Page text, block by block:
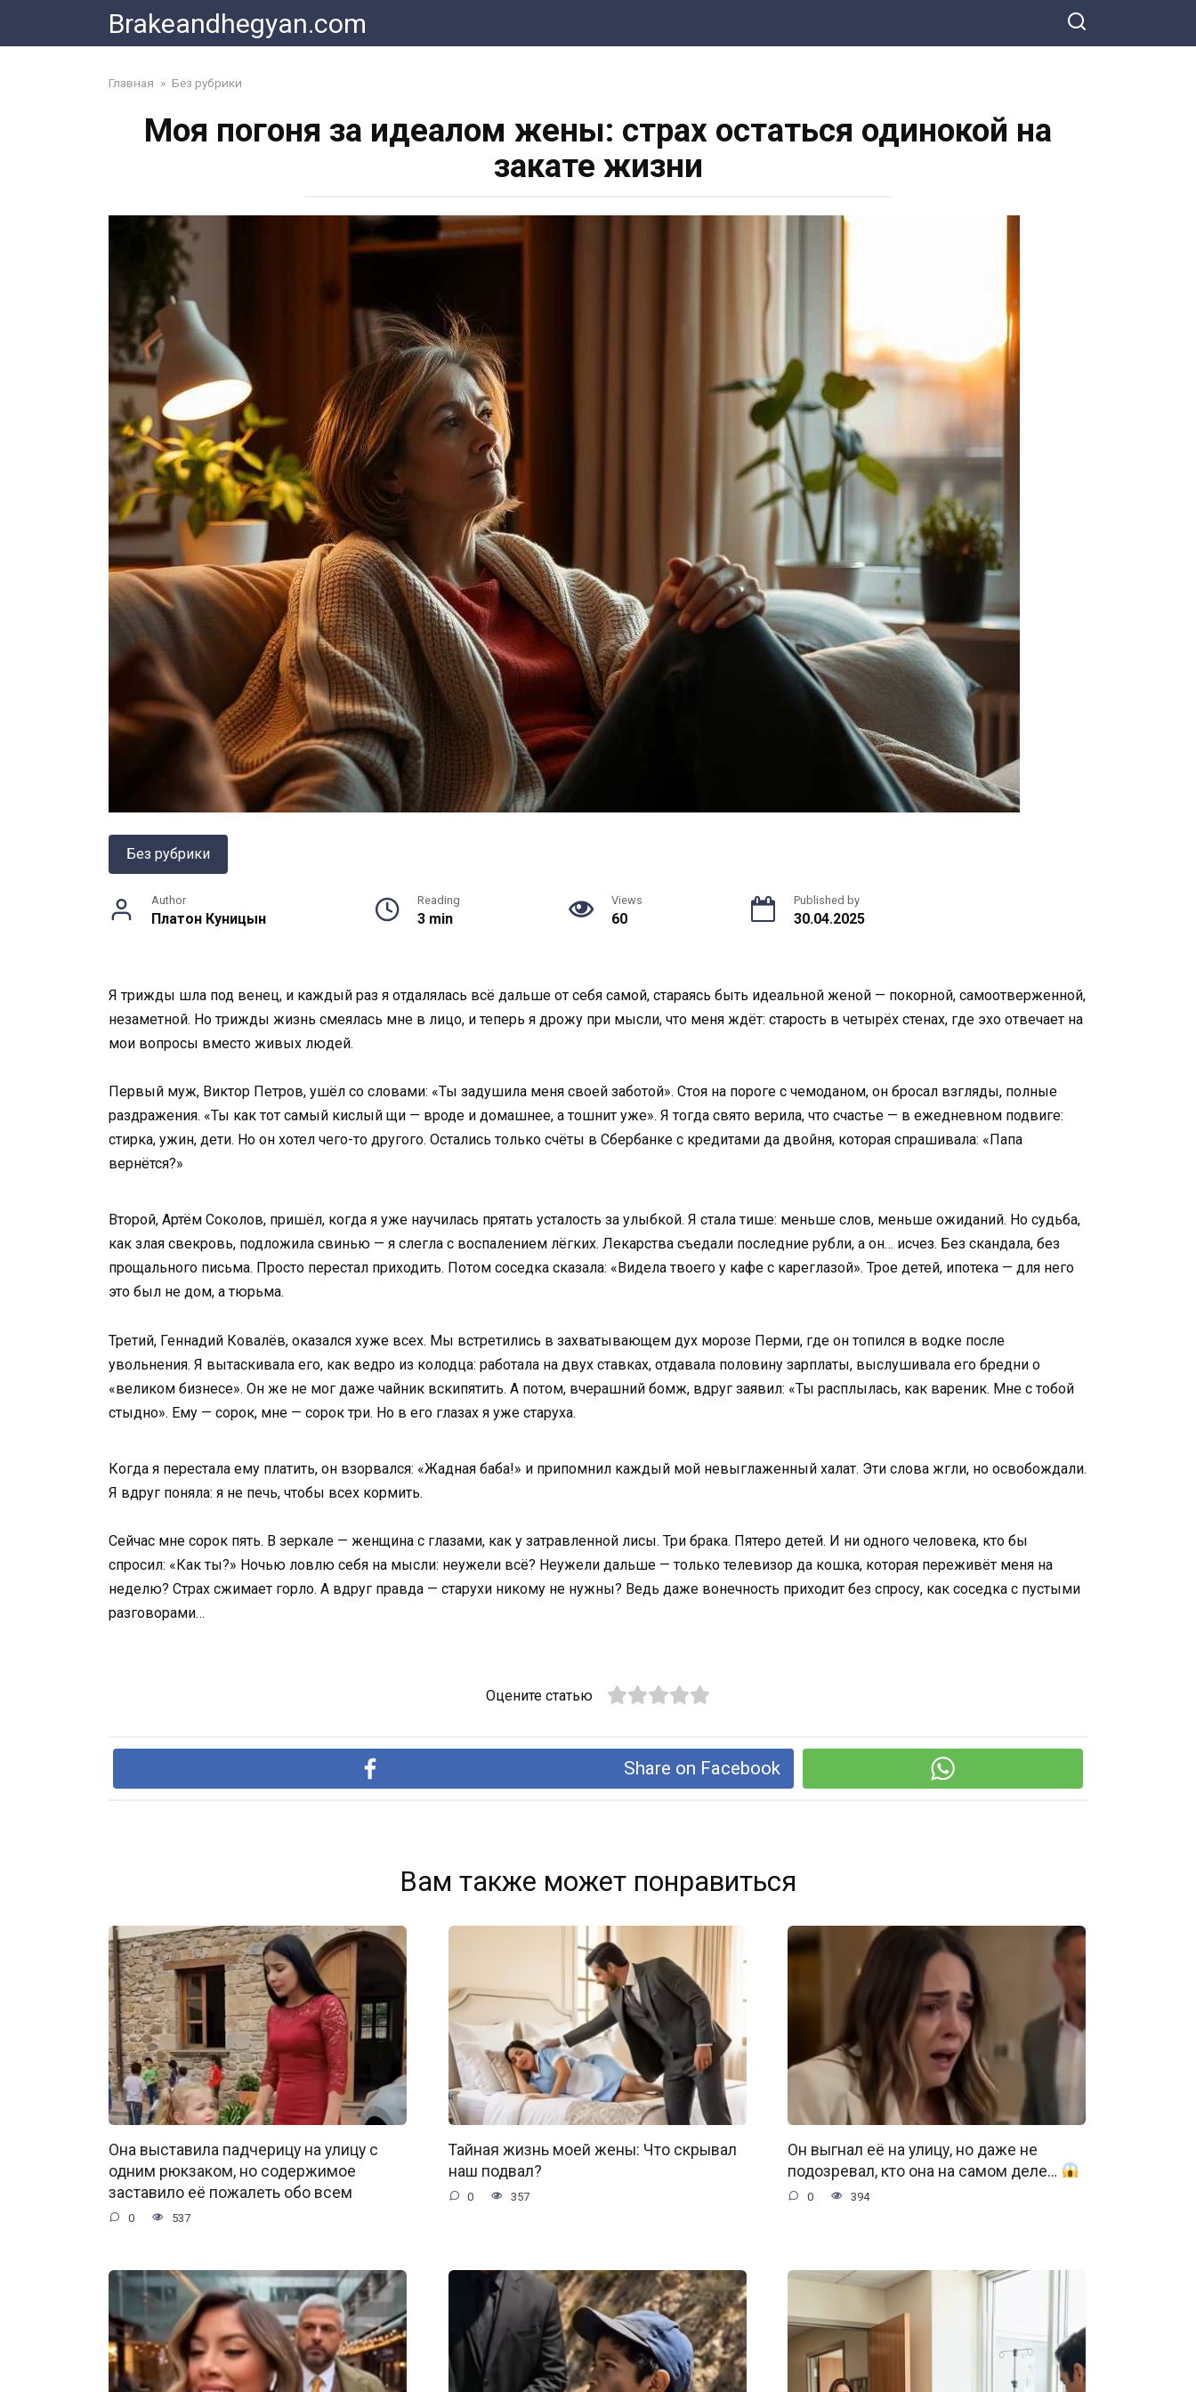
content
Brakeandhegyan.com
Главная » Без рубрики
Моя погоня за идеалом жены: страх остаться одинокой на
закате жизни
Без рубрики
Author
Платон Куницын
Reading
3 min
Views
60
Published by
30.04.2025
Я трижды шла под венец, и каждый раз я отдалялась всё дальше от себя самой, стараясь быть идеальной женой — покорной, самоотверженной,
незаметной. Но трижды жизнь смеялась мне в лицо, и теперь я дрожу при мысли, что меня ждёт: старость в четырёх стенах, где эхо отвечает на
мои вопросы вместо живых людей.
Первый муж, Виктор Петров, ушёл со словами: «Ты задушила меня своей заботой». Стоя на пороге с чемоданом, он бросал взгляды, полные
раздражения. «Ты как тот самый кислый щи — вроде и домашнее, а тошнит уже». Я тогда свято верила, что счастье — в ежедневном подвиге:
стирка, ужин, дети. Но он хотел чего-то другого. Остались только счёты в Сбербанке с кредитами да двойня, которая спрашивала: «Папа
вернётся?»
Второй, Артём Соколов, пришёл, когда я уже научилась прятать усталость за улыбкой. Я стала тише: меньше слов, меньше ожиданий. Но судьба,
как злая свекровь, подложила свинью — я слегла с воспалением лёгких. Лекарства съедали последние рубли, а он… исчез. Без скандала, без
прощального письма. Просто перестал приходить. Потом соседка сказала: «Видела твоего у кафе с кареглазой». Трое детей, ипотека — для него
это был не дом, а тюрьма.
Третий, Геннадий Ковалёв, оказался хуже всех. Мы встретились в захватывающем дух морозе Перми, где он топился в водке после
увольнения. Я вытаскивала его, как ведро из колодца: работала на двух ставках, отдавала половину зарплаты, выслушивала его бредни о
«великом бизнесе». Он же не мог даже чайник вскипятить. А потом, вчерашний бомж, вдруг заявил: «Ты расплылась, как вареник. Мне с тобой
стыдно». Ему — сорок, мне — сорок три. Но в его глазах я уже старуха.
Когда я перестала ему платить, он взорвался: «Жадная баба!» и припомнил каждый мой невыглаженный халат. Эти слова жгли, но освобождали.
Я вдруг поняла: я не печь, чтобы всех кормить.
Сейчас мне сорок пять. В зеркале — женщина с глазами, как у затравленной лисы. Три брака. Пятеро детей. И ни одного человека, кто бы
спросил: «Как ты?» Ночью ловлю себя на мысли: неужели всё? Неужели дальше — только телевизор да кошка, которая переживёт меня на
неделю? Страх сжимает горло. А вдруг правда — старухи никому не нужны? Ведь даже вонечность приходит без спросу, как соседка с пустыми
разговорами…
Оцените статью
Share on Facebook
Вам также может понравиться
Она выставила падчерицу на улицу с
одним рюкзаком, но содержимое
заставило её пожалеть обо всем
0 537
Тайная жизнь моей жены: Что скрывал
наш подвал?
0 357
Он выгнал её на улицу, но даже не
подозревал, кто она на самом деле…
0 394